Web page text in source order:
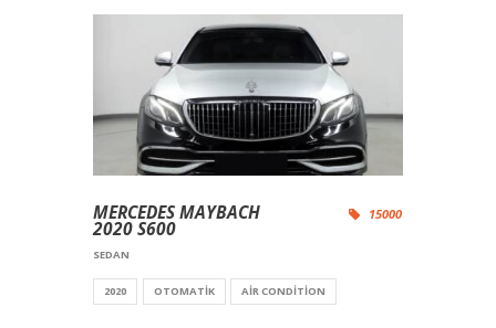
MERCEDES MAYBACH
2020 S600
SEDAN
15000
2020 OTOMATIK AIR CONDITION